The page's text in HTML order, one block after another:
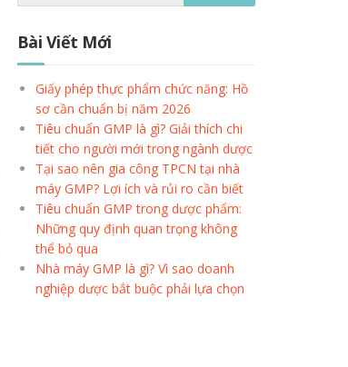
Bài Viết Mới
Giấy phép thực phẩm chức năng: Hồ
sơ cần chuẩn bị năm 2026
Tiêu chuẩn GMP là gì? Giải thích chi
tiết cho người mới trong ngành dược
Tại sao nên gia công TPCN tại nhà
máy GMP? Lợi ích và rủi ro cần biết
Tiêu chuẩn GMP trong dược phẩm:
Những quy định quan trọng không
thể bỏ qua
Nhà máy GMP là gì? Vì sao doanh
nghiệp dược bắt buộc phải lựa chọn